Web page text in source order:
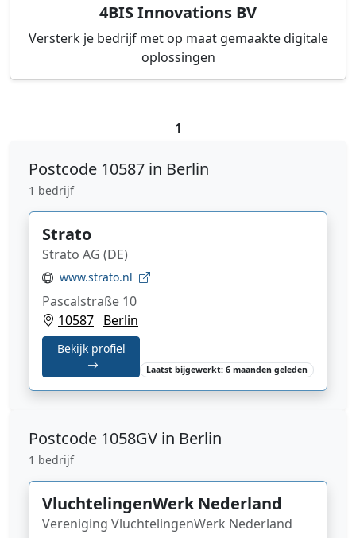
4BIS Innovations BV
Versterk je bedrijf met op maat gemaakte digitale
oplossingen
1
Postcode 10587 in Berlin
1 bedrijf
Strato
Strato AG (DE)
www.strato.nl
Pascalstraße 10
10587 Berlin
Bekijk profiel
Laatst bijgewerkt: 6 maanden geleden
Postcode 1058GV in Berlin
1 bedrijf
VluchtelingenWerk Nederland
Vereniging VluchtelingenWerk Nederland